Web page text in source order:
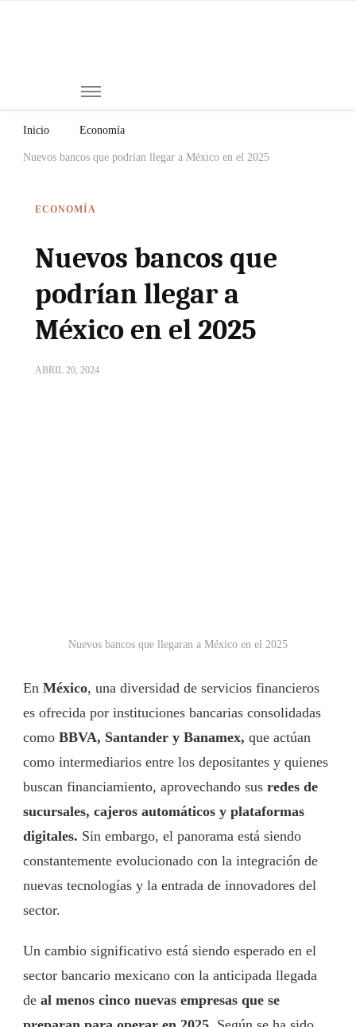
Inicio Economía
Nuevos bancos que podrían llegar a México en el 2025
ECONOMÍA
Nuevos bancos que
podrían llegar a
México en el 2025
ABRIL 20, 2024
Nuevos bancos que llegaran a México en el 2025
En México, una diversidad de servicios financieros
es ofrecida por instituciones bancarias consolidadas
como BBVA, Santander y Banamex, que actúan
como intermediarios entre los depositantes y quienes
buscan financiamiento, aprovechando sus redes de
sucursales, cajeros automáticos y plataformas
digitales. Sin embargo, el panorama está siendo
constantemente evolucionado con la integración de
nuevas tecnologías y la entrada de innovadores del
sector.
Un cambio significativo está siendo esperado en el
sector bancario mexicano con la anticipada llegada
de al menos cinco nuevas empresas que se